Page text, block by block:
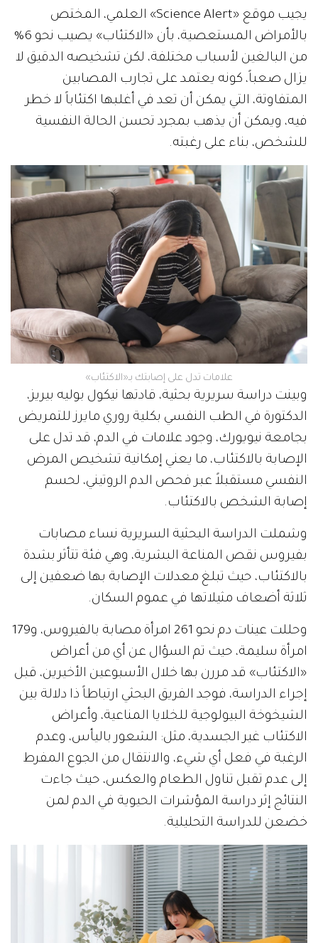
يجيب موقع «Science Alert» العلمي، المختص
بالأمراض المستعصية، بأن «الاكتئاب» يصيب نحو 6%
من البالغين لأسباب مختلفة، لكن تشخيصه الدقيق لا
يزال صعباً، كونه يعتمد على تجارب المصابين
المتفاوتة، التي يمكن أن تعد في أغلبها اكتئاباً لا خطر
فيه، ويمكن أن يذهب بمجرد تحسن الحالة النفسية
للشخص، بناء على رغبته.
علامات تدل على إصابتك بـ«الاكتئاب»
وبينت دراسة سريرية بحثية، قادتها نيكول بوليه بيريز،
الدكتورة في الطب النفسي بكلية روري مايرز للتمريض
بجامعة نيويورك، وجود علامات في الدم، قد تدل على
الإصابة بالاكتئاب، ما يعني إمكانية تشخيص المرض
النفسي مستقبلاً عبر فحص الدم الروتيني، لحسم
إصابة الشخص بالاكتئاب.
وشملت الدراسة البحثية السريرية نساء مصابات
بفيروس نقص المناعة البشرية، وهي فئة تتأثر بشدة
بالاكتئاب، حيث تبلغ معدلات الإصابة بها ضعفين إلى
ثلاثة أضعاف مثيلاتها في عموم السكان.
وحللت عينات دم نحو 261 امرأة مصابة بالفيروس، و179
امرأة سليمة، حيث تم السؤال عن أي من أعراض
«الاكتئاب» قد مررن بها خلال الأسبوعين الأخيرين، قبل
إجراء الدراسة، فوجد الفريق البحثي ارتباطاً ذا دلالة بين
الشيخوخة البيولوجية للخلايا المناعية، وأعراض
الاكتئاب غير الجسدية، مثل: الشعور باليأس، وعدم
الرغبة في فعل أي شيء، والانتقال من الجوع المفرط
إلى عدم تقبل تناول الطعام والعكس، حيث جاءت
النتائج إثر دراسة المؤشرات الحيوية في الدم لمن
خضعن للدراسة التحليلية.